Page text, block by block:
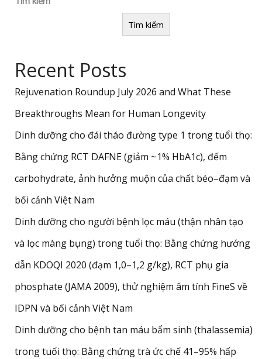
Tìm kiếm
Recent Posts
Rejuvenation Roundup July 2026 and What These
Breakthroughs Mean for Human Longevity
Dinh dưỡng cho đái tháo đường type 1 trong tuổi thọ:
Bằng chứng RCT DAFNE (giảm ~1% HbA1c), đếm
carbohydrate, ảnh hưởng muộn của chất béo–đạm và
bối cảnh Việt Nam
Dinh dưỡng cho người bệnh lọc máu (thận nhân tạo
và lọc màng bụng) trong tuổi thọ: Bằng chứng hướng
dẫn KDOQI 2020 (đạm 1,0–1,2 g/kg), RCT phụ gia
phosphate (JAMA 2009), thử nghiệm âm tính FineS về
IDPN và bối cảnh Việt Nam
Dinh dưỡng cho bệnh tan máu bẩm sinh (thalassemia)
trong tuổi thọ: Bằng chứng trà ức chế 41–95% hấp